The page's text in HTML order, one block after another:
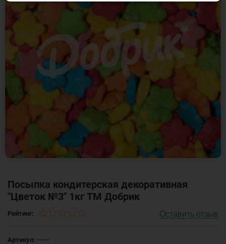
Посыпка кондитерская декоративная
"Цветок №3" 1кг ТМ Добрик
Рейтинг: Оставить отзыв
Артикул: -----